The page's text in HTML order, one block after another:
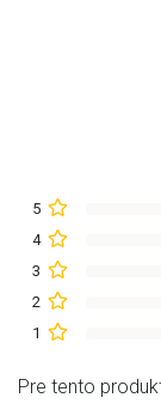
5
4
3
2
1
Pre tento